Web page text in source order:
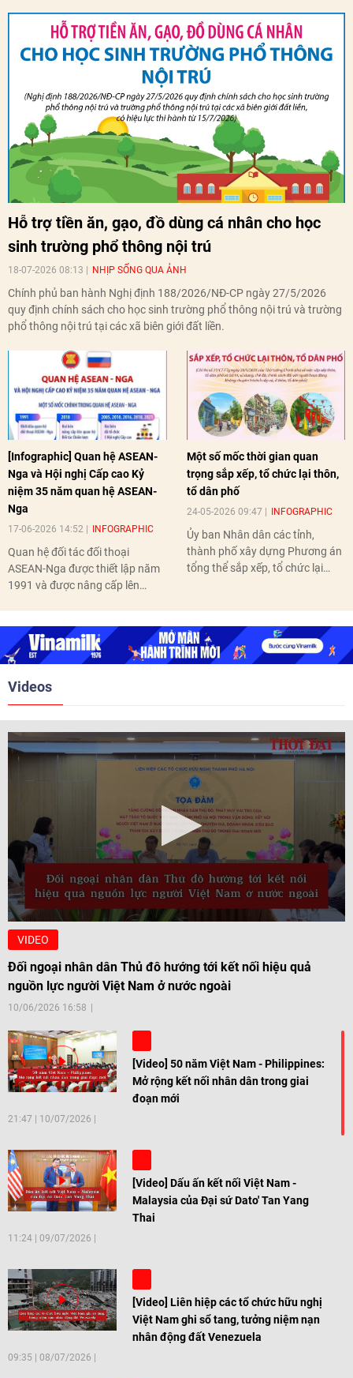
Hỗ trợ tiền ăn, gạo, đồ dùng cá nhân cho học
sinh trường phổ thông nội trú
18-07-2026 08:13 NHỊP SỐNG QUA ẢNH
Chính phủ ban hành Nghị định 188/2026/NĐ-CP ngày 27/5/2026
quy định chính sách cho học sinh trường phổ thông nội trú và trường
phổ thông nội trú tại các xã biên giới đất liền.
[Infographic] Quan hệ ASEAN-
Nga và Hội nghị Cấp cao Kỷ
niệm 35 năm quan hệ ASEAN-
Nga
17-06-2026 14:52 INFOGRAPHIC
Quan hệ đối tác đối thoại
ASEAN-Nga được thiết lập năm
1991 và được nâng cấp lên
nghị Cấp cao vào các năm 2005,
2010, 2016, 2018, 2021.
Một số mốc thời gian quan
trọng sắp xếp, tổ chức lại thôn,
tổ dân phố
24-05-2026 09:47 INFOGRAPHIC
Ủy ban Nhân dân các tỉnh,
thành phố xây dựng Phương án
tổng thể sắp xếp, tổ chức lại
Videos
VIDEO
Đối ngoại nhân dân Thủ đô hướng tới kết nối hiệu quả
nguồn lực người Việt Nam ở nước ngoài
10/06/2026 16:58
[Video] 50 năm Việt Nam - Philippines:
Mở rộng kết nối nhân dân trong giai
đoạn mới
21:47 10/07/2026
[Video] Dấu ấn kết nối Việt Nam -
Malaysia của Đại sứ Dato' Tan Yang
Thai
11:24 09/07/2026
[Video] Liên hiệp các tổ chức hữu nghị
Việt Nam ghi sổ tang, tưởng niệm nạn
nhân động đất Venezuela
09:35 08/07/2026